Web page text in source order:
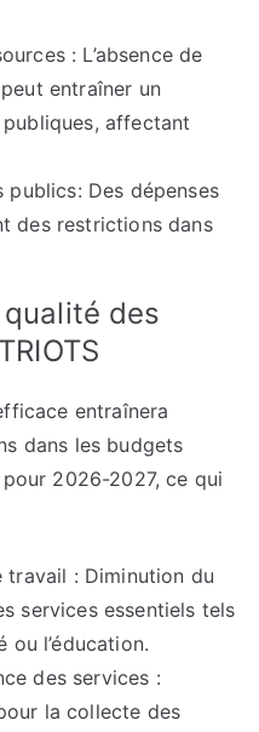
: L’absence de
entraîner un
affectant
publics: Des dépenses
des restrictions dans
des
entraînera
dans les budgets
2026-2027, ce qui
: Diminution du
services essentiels tels
l’éducation.
des services :
la collecte des